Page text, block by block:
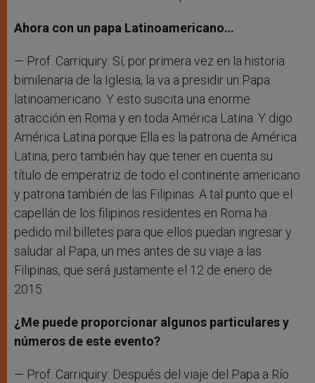
Ahora con un papa Latinoamericano…
— Prof. Carriquiry: Sí, por primera vez en la historia
bimilenaria de la Iglesia, la va a presidir un Papa
latinoamericano. Y esto suscita una enorme
atracción en Roma y en toda América Latina. Y digo
América Latina porque Ella es la patrona de América
Latina, pero también hay que tener en cuenta su
título de emperatriz de todo el continente americano
y patrona también de las Filipinas. A tal punto que el
capellán de los filipinos residentes en Roma ha
pedido mil billetes para que ellos puedan ingresar y
saludar al Papa, un mes antes de su viaje a las
Filipinas, que será justamente el 12 de enero de
2015.
¿Me puede proporcionar algunos particulares y
números de este evento?
— Prof. Carriquiry: Después del viaje del Papa a Río